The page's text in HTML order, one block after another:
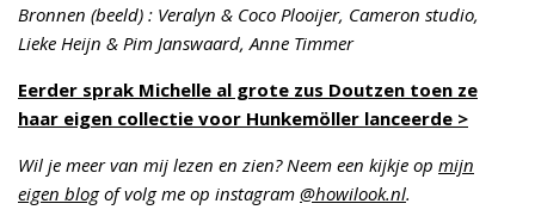
Bronnen (beeld) : Veralyn & Coco Plooijer, Cameron studio,
Lieke Heijn & Pim Janswaard, Anne Timmer
Eerder sprak Michelle al grote zus Doutzen toen ze
haar eigen collectie voor Hunkemöller lanceerde >
Wil je meer van mij lezen en zien? Neem een kijkje op mijn
eigen blogof volg me op instagram @howilook.nl.